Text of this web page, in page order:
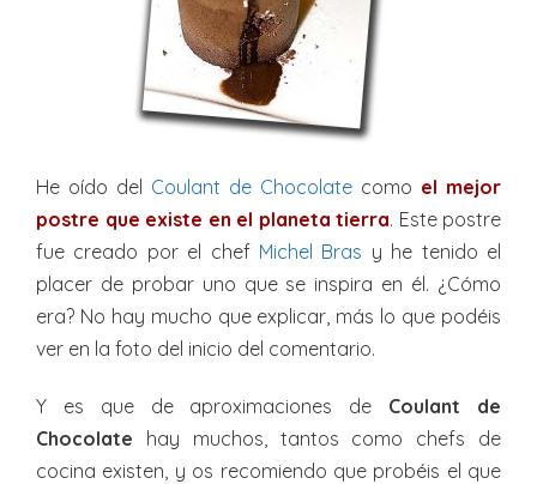
He oído del Coulant de Chocolate como el mejor
postre que existe en el planeta tierra. Este postre
fue creado por el chef Michel Bras y he tenido el
placer de probar uno que se inspira en él. ¿Cómo
era? No hay mucho que explicar, más lo que podéis
ver en la foto del inicio del comentario.
Y es que de aproximaciones de Coulant de
Chocolate hay muchos, tantos como chefs de
cocina existen, y os recomiendo que probéis el que